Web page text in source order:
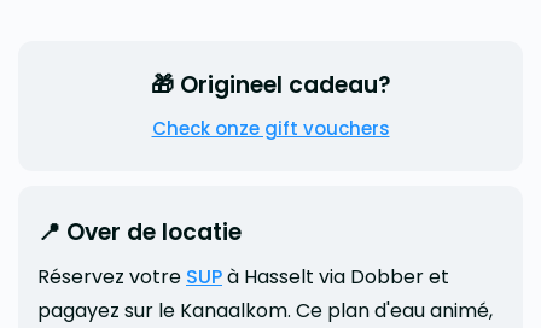
🎁 Origineel cadeau?
Check onze gift vouchers
📍 Over de locatie
Réservez votre SUPà Hasselt via Dobber et
pagayez sur le Kanaalkom. Ce plan d'eau animé,